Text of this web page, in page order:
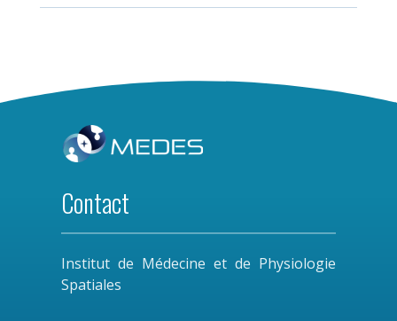
Contact
Institut de Médecine et de Physiologie
Spatiales